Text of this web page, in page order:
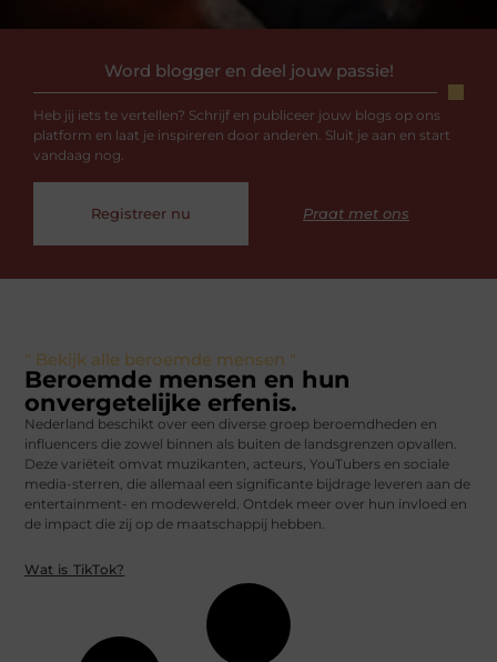
Word blogger en deel jouw passie!
Heb jij iets te vertellen? Schrijf en publiceer jouw blogs op ons
platform en laat je inspireren door anderen. Sluit je aan en start
vandaag nog.
Registreer nu Praat met ons
" Bekijk alle beroemde mensen "
Beroemde mensen en hun
onvergetelijke erfenis.
Nederland beschikt over een diverse groep beroemdheden en
influencers die zowel binnen als buiten de landsgrenzen opvallen.
Deze variëteit omvat muzikanten, acteurs, YouTubers en sociale
media-sterren, die allemaal een significante bijdrage leveren aan de
entertainment- en modewereld. Ontdek meer over hun invloed en
de impact die zij op de maatschappij hebben.
Wat is TikTok?